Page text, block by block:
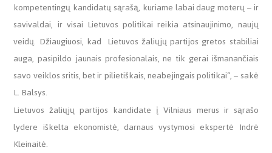
kompetentingų kandidatų sąrašą, kuriame labai daug moterų – ir
savivaldai, ir visai Lietuvos politikai reikia atsinaujinimo, naujų
veidų. Džiaugiuosi, kad Lietuvos žaliųjų partijos gretos stabiliai
auga, pasipildo jaunais profesionalais, ne tik gerai išmanančiais
savo veiklos sritis, bet ir pilietiškais, neabejingais politikai“, – sakė
L. Balsys.
Lietuvos žaliųjų partijos kandidate į Vilniaus merus ir sąrašo
lydere iškelta ekonomistė, darnaus vystymosi ekspertė Indrė
Kleinaitė.